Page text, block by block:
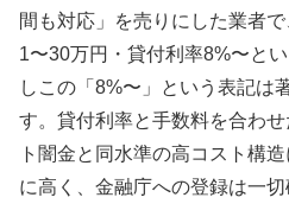
間も対応」を売りにした業者
1〜30万円・貸付利率8%〜と
しこの「8%〜」という表記は
す。貸付利率と手数料を合わ
ト闇金と同水準の高コスト構
に高く、金融庁への登録は一切